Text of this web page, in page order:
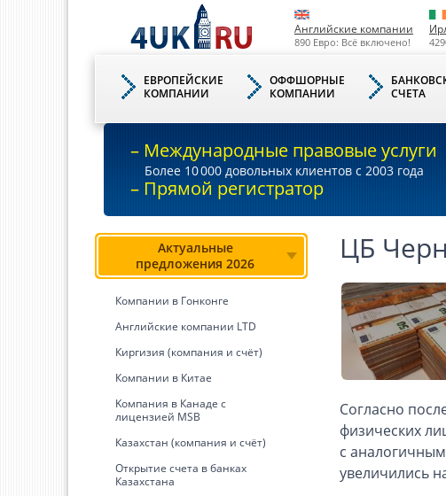
Английские компании
890 Евро: Всё включено!
ЕВРОПЕЙСКИЕ
КОМПАНИИ
ОФФШОРНЫЕ
КОМПАНИИ
СЧЕТА
– Международные правовые услуги
Более 10000 довольных клиентов с 2003 года
– Прямой регистратор
Актуальные
предложения 2026
Компании в Гонконге
Английские компании LTD
Киргизия (компания и счёт)
Компании в Китае
Kомпания в Канаде с
лицензией MSB
Казахстан (компания и счёт)
Открытие счета в банках
Казахстана
ЦБ
Согласно
физических
с
увеличились